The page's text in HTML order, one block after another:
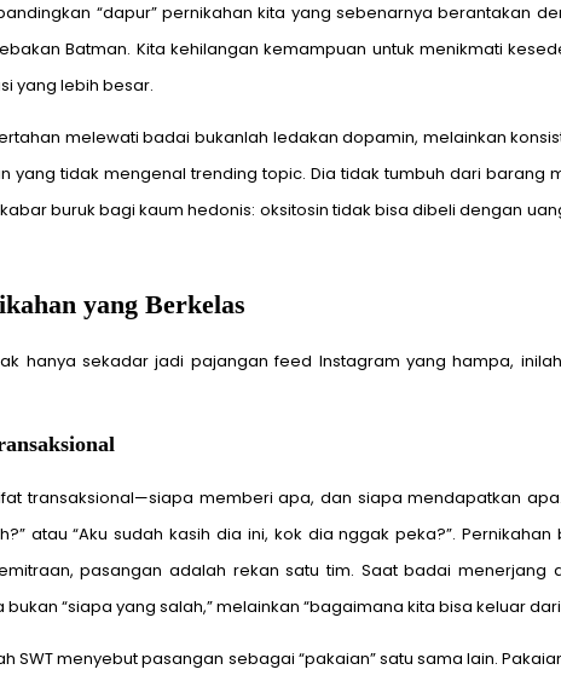
“dapur” pernikahan kita yang sebenarnya berantakan
Batman. Kita kehilangan kemampuan untuk menikmati
yang lebih besar.
melewati badai bukanlah ledakan dopamin, melainkan
tidak mengenal trending topic. Dia tidak tumbuh dari barang
buruk bagi kaum hedonis: oksitosin tidak bisa dibeli dengan
yang Berkelas
hanya sekadar jadi pajangan feed Instagram yang hampa,
transaksional—siapa memberi apa, dan siapa mendapatkan
atau “Aku sudah kasih dia ini, kok dia nggak peka?”.
pasangan adalah rekan satu tim. Saat badai menerjang
“siapa yang salah,” melainkan “bagaimana kita bisa keluar
SWT menyebut pasangan sebagai “pakaian” satu sama lain.